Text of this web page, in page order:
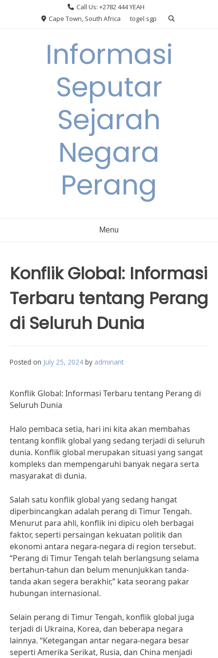
Call Us: +2782 444 YEAH
Cape Town, South Africa
togel sgp
Informasi
Seputar
Sejarah
Negara
Perang
Menu
Konflik Global: Informasi
Terbaru tentang Perang
di Seluruh Dunia
Posted on July 25, 2024 by adminant
Konflik Global: Informasi Terbaru tentang Perang di
Seluruh Dunia
Halo pembaca setia, hari ini kita akan membahas
tentang konflik global yang sedang terjadi di seluruh
dunia. Konflik global merupakan situasi yang sangat
kompleks dan mempengaruhi banyak negara serta
masyarakat di dunia.
Salah satu konflik global yang sedang hangat
diperbincangkan adalah perang di Timur Tengah.
Menurut para ahli, konflik ini dipicu oleh berbagai
faktor, seperti persaingan kekuatan politik dan
ekonomi antara negara-negara di region tersebut.
“Perang di Timur Tengah telah berlangsung selama
bertahun-tahun dan belum menunjukkan tanda-
tanda akan segera berakhir,” kata seorang pakar
hubungan internasional.
Selain perang di Timur Tengah, konflik global juga
terjadi di Ukraina, Korea, dan beberapa negara
lainnya. “Ketegangan antar negara-negara besar
seperti Amerika Serikat, Rusia, dan China menjadi